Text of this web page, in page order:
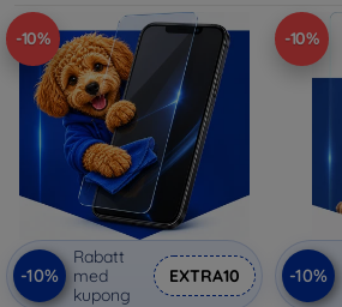
-10%
-10%
Rabatt
med
kupong
EXTRA10
-10%
-10%